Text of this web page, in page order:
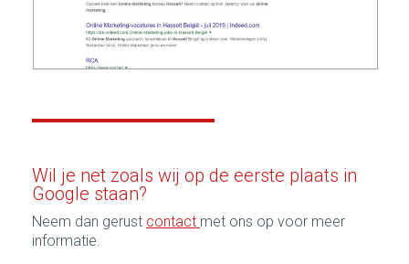
Wil je net zoals wij op de eerste plaats in
Google staan?
Neem dan gerust contact met ons op voor meer
informatie.